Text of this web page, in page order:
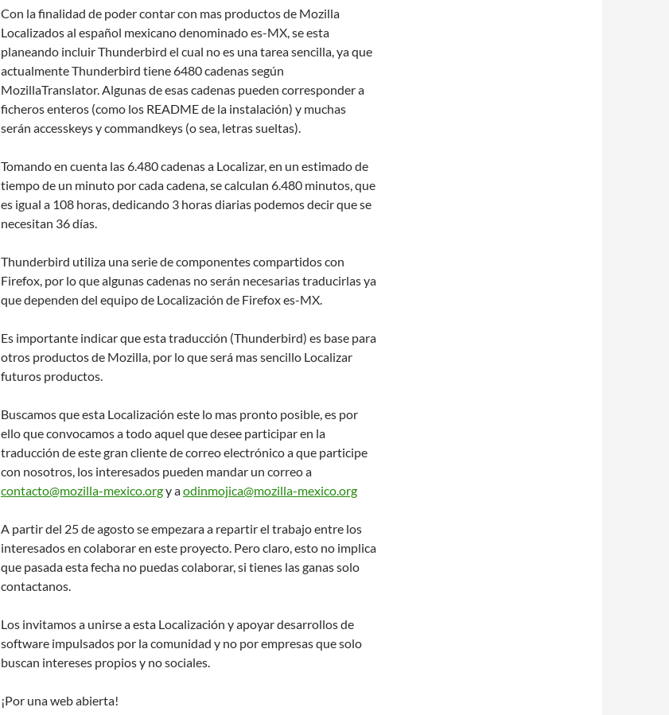
Con la finalidad de poder contar con mas productos de Mozilla
Localizados al español mexicano denominado es-MX, se esta
planeando incluir Thunderbird el cual no es una tarea sencilla, ya que
actualmente Thunderbird tiene 6480 cadenas según
MozillaTranslator. Algunas de esas cadenas pueden corresponder a
ficheros enteros (como los README de la instalación) y muchas
serán accesskeys y commandkeys (o sea, letras sueltas).
Tomando en cuenta las 6.480 cadenas a Localizar, en un estimado de
tiempo de un minuto por cada cadena, se calculan 6.480 minutos, que
es igual a 108 horas, dedicando 3 horas diarias podemos decir que se
necesitan 36 días.
Thunderbird utiliza una serie de componentes compartidos con
Firefox, por lo que algunas cadenas no serán necesarias traducirlas ya
que dependen del equipo de Localización de Firefox es-MX.
Es importante indicar que esta traducción (Thunderbird) es base para
otros productos de Mozilla, por lo que será mas sencillo Localizar
futuros productos.
Buscamos que esta Localización este lo mas pronto posible, es por
ello que convocamos a todo aquel que desee participar en la
traducción de este gran cliente de correo electrónico a que participe
con nosotros, los interesados pueden mandar un correo a
contacto@mozilla-mexico.orgy aodinmojica@mozilla-mexico.org
A partir del 25 de agosto se empezara a repartir el trabajo entre los
interesados en colaborar en este proyecto. Pero claro, esto no implica
que pasada esta fecha no puedas colaborar, si tienes las ganas solo
contactanos.
Los invitamos a unirse a esta Localización y apoyar desarrollos de
software impulsados por la comunidad y no por empresas que solo
buscan intereses propios y no sociales.
¡Por una web abierta!